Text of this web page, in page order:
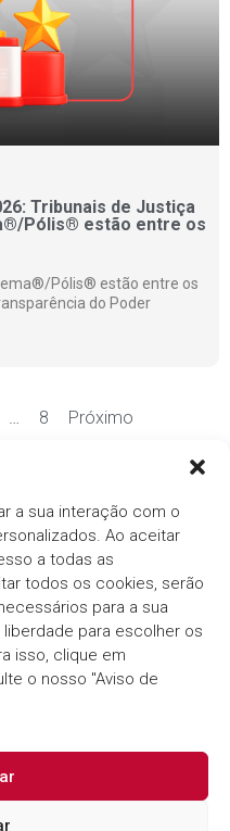
a sua interação com o
Ao aceitar
a todas as
todos os cookies, serão
para a sua
para escolher os
isso, clique em
o nosso "Aviso de
Tribunais de Justiça
Pólis® estão entre os
Pólis® estão entre os
do Poder
8 Próximo
Pólis®
soluções